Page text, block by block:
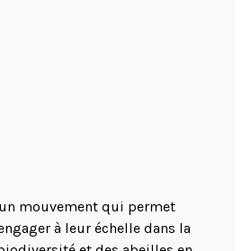
mouvement qui permet
à leur échelle dans la